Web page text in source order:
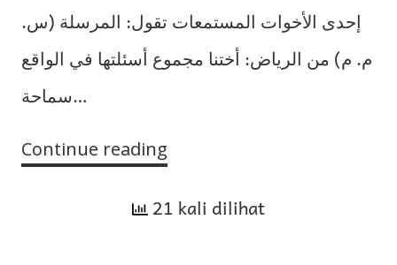
إحدى الأخوات المستمعات تقول: المرسلة (س.
م. م) من الرياض: أختنا مجموع أسئلتها في الواقع
سماحة…
Continue reading
antara
21 kali dilihat